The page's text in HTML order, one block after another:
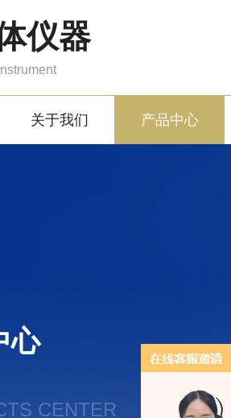
仪器
关于我们 产品中心
心
CENTER